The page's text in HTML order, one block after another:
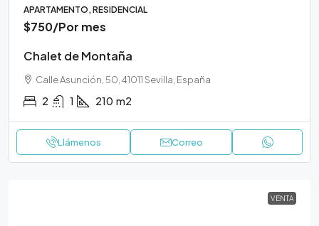
APARTAMENTO, RESIDENCIAL
$750/Por mes
Chalet de Montaña
Calle Asunción, 50, 41011 Sevilla, España
2 1 210 m2
Llámenos Correo
VENTA